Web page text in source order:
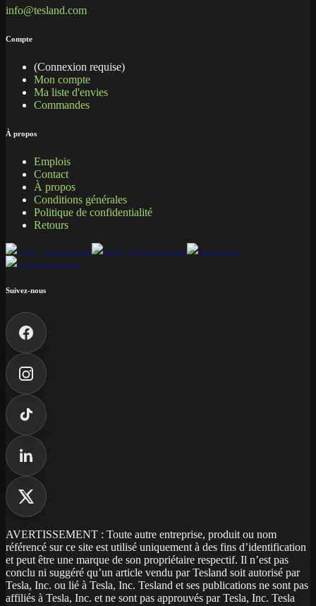
info@tesland.com
Compte
(Connexion requise)
Mon compte
Ma liste d'envies
Commandes
À propos
Emplois
Contact
À propos
Conditions générales
Politique de confidentialité
Retours
Suivez-nous
AVERTISSEMENT : Toute autre entreprise, produit ou nom
référencé sur ce site est utilisé uniquement à des fins d’identification
et peut être une marque de son propriétaire respectif. Il n’est pas
conclu ni suggéré qu’un article vendu par Tesland soit autorisé par
Tesla, Inc. ou lié à Tesla, Inc. Tesland et ses publications ne sont pas
affiliés à Tesla, Inc. et ne sont pas approuvés par Tesla, Inc. Tesla